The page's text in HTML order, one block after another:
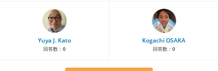
Yuya J. Kato
回答数： 0
Kogachi OSAKA
回答数： 0